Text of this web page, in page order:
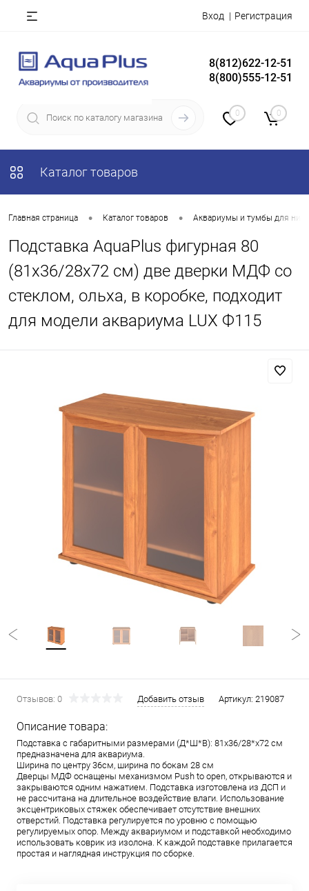
Вход Регистрация
8(812)622-12-51
8(800)555-12-51
0 0
Каталог товаров
Главная страница • Каталог товаров • Аквариумы и тумбы для них
Подставка AquaPlus фигурная 80
(81x36/28x72 см) две дверки МДФ со
стеклом, ольха, в коробке, подходит
для модели аквариума LUX Ф115
Отзывов: 0 Добавить отзыв Артикул: 219087
Описание товара:
Подставка с габаритными размерами (Д*Ш*В): 81x36/28*x72 см
предназначена для аквариума.
Ширина по центру 36см, ширина по бокам 28 см
Дверцы МДФ оснащены механизмом Push to open, открываются и
закрываются одним нажатием. Подставка изготовлена из ДСП и
не рассчитана на длительное воздействие влаги. Использование
эксцентриковых стяжек обеспечивает отсутствие внешних
отверстий. Подставка регулируется по уровню с помощью
регулируемых опор. Между аквариумом и подставкой необходимо
использовать коврик из изолона. К каждой подставке прилагается
простая и наглядная инструкция по сборке.